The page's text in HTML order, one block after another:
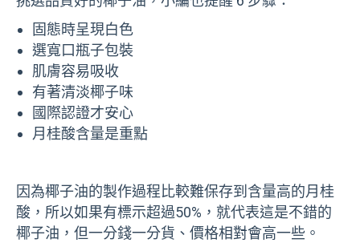
固態時呈現白色
選寬口瓶子包裝
肌膚容易吸收
有著清淡椰子味
國際認證才安心
月桂酸含量是重點
因為椰子油的製作過程比較難保存到含量高的月桂
酸，所以如果有標示超過50%，就代表這是不錯的
椰子油，但一分錢一分貨、價格相對會高一些。